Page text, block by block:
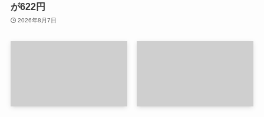
が622円
2026年8月7日